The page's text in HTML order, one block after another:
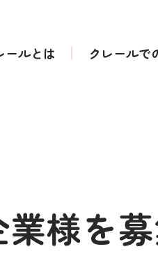
ールとは クレールで
様を